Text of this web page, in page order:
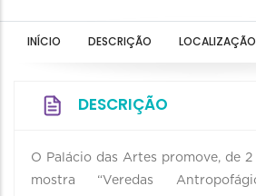
INÍCIO DESCRIÇÃO LOCALIZAÇÃO
DESCRIÇÃO
O Palácio das Artes promove, de
mostra “Veredas